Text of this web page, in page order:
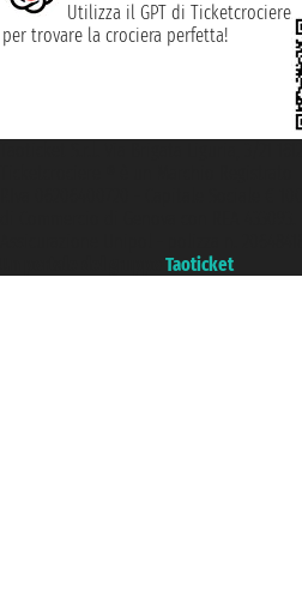
Utilizza il GPT di Ticketcrociere
per trovare la crociera perfetta!
Taoticket